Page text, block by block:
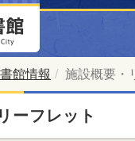
館情報 施設概要・
ーフレット